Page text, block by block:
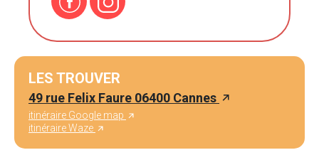
LES TROUVER
49 rue Felix Faure 06400 Cannes
itinéraire Google map
itinéraire Waze